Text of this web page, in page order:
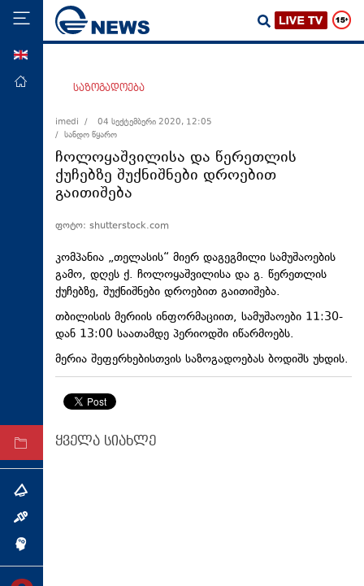
მთავარი
ეკონომიკა
მსოფლიო
ჯანდაცვა
თავდაცვა
რეგიონი
კულტურა
ტექნოლოგიები
ტაბლოიდი
არქივი
საზოგადოება
imedi /
04 სექტემბერი 2020, 12:05
/ სანდო წყარო
ჩოლოყაშვილისა და წერეთლის
ქუჩებზე შუქნიშნები დროებით
გაითიშება
ფოტო: shutterstock.com
კომპანია „თელასის“ მიერ დაგეგმილი სამუშაოების
გამო, დღეს ქ. ჩოლოყაშვილისა და გ. წერეთლის
ქუჩებზე, შუქნიშნები დროებით გაითიშება.
თბილისის მერიის ინფორმაციით, სამუშაოები 11:30-
დან 13:00 საათამდე პერიოდში იწარმოებს.
მერია შეფერხებისთვის საზოგადოებას ბოდიშს უხდის.
ყველა სიახლე